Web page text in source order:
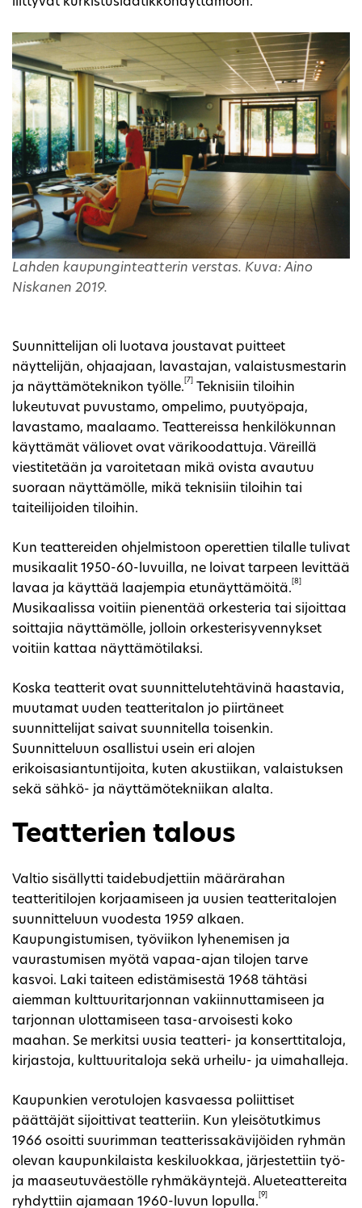
liittyvät kurkistuslaatikkonäyttämöön.
Lahden kaupunginteatterin verstas. Kuva: Aino
Niskanen 2019.
Suunnittelijan oli luotava joustavat puitteet
näyttelijän, ohjaajaan, lavastajan, valaistusmestarin
ja näyttämöteknikon työlle.
[7]
Teknisiin tiloihin
lukeutuvat puvustamo, ompelimo, puutyöpaja,
lavastamo, maalaamo. Teattereissa henkilökunnan
käyttämät väliovet ovat värikoodattuja. Väreillä
viestitetään ja varoitetaan mikä ovista avautuu
suoraan näyttämölle, mikä teknisiin tiloihin tai
taiteilijoiden tiloihin.
Kun teattereiden ohjelmistoon operettien tilalle tulivat
musikaalit 1950-60-luvuilla, ne loivat tarpeen levittää
lavaa ja käyttää laajempia etunäyttämöitä.
[8]
Musikaalissa voitiin pienentää orkesteria tai sijoittaa
soittajia näyttämölle, jolloin orkesterisyvennykset
voitiin kattaa näyttämötilaksi.
Koska teatterit ovat suunnittelutehtävinä haastavia,
muutamat uuden teatteritalon jo piirtäneet
suunnittelijat saivat suunnitella toisenkin.
Suunnitteluun osallistui usein eri alojen
erikoisasiantuntijoita, kuten akustiikan, valaistuksen
sekä sähkö- ja näyttämötekniikan alalta.
Teatterien talous
Valtio sisällytti taidebudjettiin määrärahan
teatteritilojen korjaamiseen ja uusien teatteritalojen
suunnitteluun vuodesta 1959 alkaen.
Kaupungistumisen, työviikon lyhenemisen ja
vaurastumisen myötä vapaa-ajan tilojen tarve
kasvoi. Laki taiteen edistämisestä 1968 tähtäsi
aiemman kulttuuritarjonnan vakiinnuttamiseen ja
tarjonnan ulottamiseen tasa-arvoisesti koko
maahan. Se merkitsi uusia teatteri- ja konserttitaloja,
kirjastoja, kulttuuritaloja sekä urheilu- ja uimahalleja.
Kaupunkien verotulojen kasvaessa poliittiset
päättäjät sijoittivat teatteriin. Kun yleisötutkimus
1966 osoitti suurimman teatterissakävijöiden ryhmän
olevan kaupunkilaista keskiluokkaa, järjestettiin työ-
ja maaseutuväestölle ryhmäkäyntejä. Alueteattereita
ryhdyttiin ajamaan 1960-luvun lopulla.
[9]